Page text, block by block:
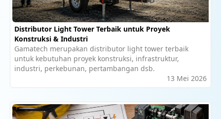
Distributor Light Tower Terbaik untuk Proyek
Konstruksi & Industri
Gamatech merupakan distributor light tower terbaik
untuk kebutuhan proyek konstruksi, infrastruktur,
industri, perkebunan, pertambangan dsb.
13 Mei 2026